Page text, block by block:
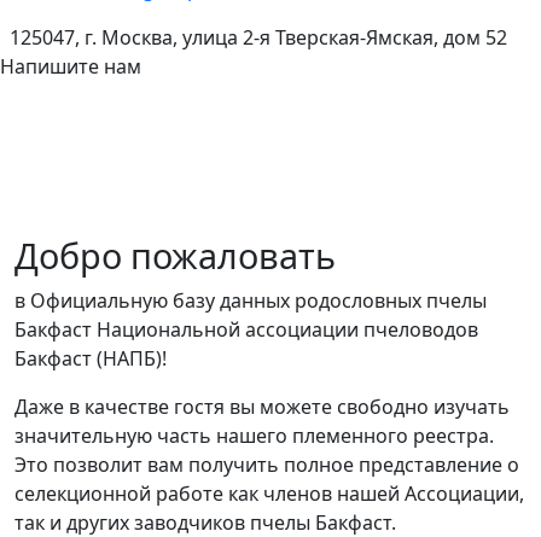
125047, г. Москва, улица 2-я Тверская-Ямская, дом 52
Напишите нам
Добро пожаловать
в Официальную базу данных родословных пчелы
Бакфаст Национальной ассоциации пчеловодов
Бакфаст (НАПБ)!
Даже в качестве гостя вы можете свободно изучать
значительную часть нашего племенного реестра.
Это позволит вам получить полное представление о
селекционной работе как членов нашей Ассоциации,
так и других заводчиков пчелы Бакфаст.